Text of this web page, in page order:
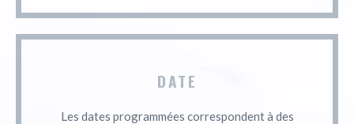
DATE
Les dates programmées correspondent à des